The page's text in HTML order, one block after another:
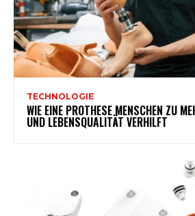
TECHNOLOGIE
WIE EINE PROTHESE MENSCHEN ZU
UND LEBENSQUALITÄT VERHILFT